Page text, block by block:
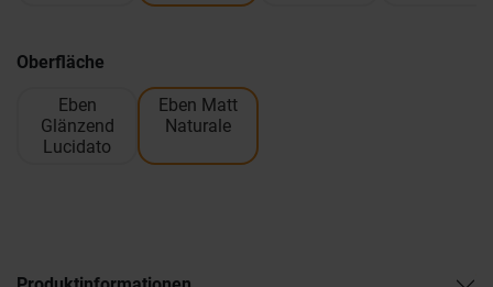
Oberfläche
Eben
Glänzend
Lucidato
Eben Matt
Naturale